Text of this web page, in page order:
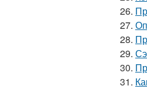
26.
27.
28.
29.
30.
31.